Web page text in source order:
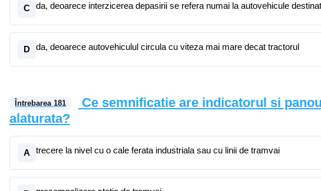
C da, deoarece interzicerea depasirii se refera numai la autovehicule
D da, deoarece autovehiculul circula cu viteza mai mare decat tractorul
Întrebarea 181
Ce semnificatie are indicatorul si
alaturata?
A trecere la nivel cu o cale ferata industriala sau cu linii de tramvai